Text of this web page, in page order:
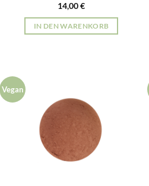
14,00€
IN DEN WARENKORB
Vegan